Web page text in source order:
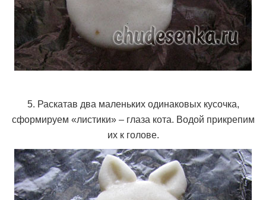
5. Раскатав два маленьких одинаковых кусочка,
сформируем «листики» – глаза кота. Водой прикрепим
их к голове.